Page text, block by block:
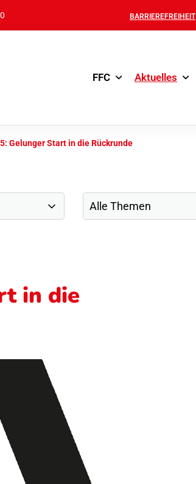
BARRIEREFREIHEIT
FFC Aktuelles
Gelunger Start in die Rückrunde
in die